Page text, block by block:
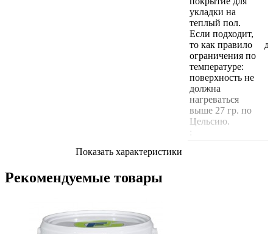
укладки на
теплый пол.
Если подходит,
то как правило
ограничения по
температуре:
поверхность не
должна
нагреваться
выше 27 гр. по
Цельсию.
:
да
Показать характеристики
Рекомендуемые товары